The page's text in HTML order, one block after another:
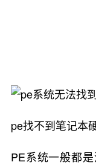
pe找不到笔记本
PE系统一般都